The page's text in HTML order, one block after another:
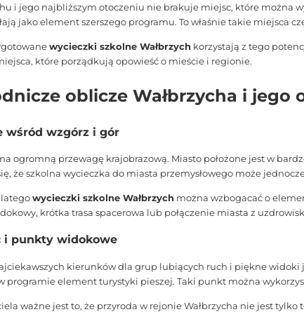
i jego najbliższym otoczeniu nie brakuje miejsc, które można
jako element szerszego programu. To właśnie takie miejsca
wycieczki szkolne Wałbrzych korzystają z tego
które porządkują opowieść o mieście i regionie.
oblicze Wałbrzycha i jego
wśród wzgórz i gór
ogromną przewagę krajobrazową. Miasto położone jest w
że szkolna wycieczka do miasta przemysłowego może
wycieczki szkolne Wałbrzych można wzbogacać o
krótka trasa spacerowa lub połączenie miasta z
i punkty widokowe
kierunków dla grup lubiących ruch i piękne widoki
programie element turystyki pieszej. Taki punkt można
ważne jest to, że przyroda w rejonie Wałbrzycha nie jest